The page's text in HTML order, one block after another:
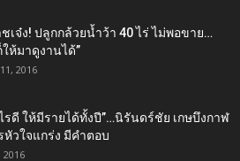
เจ๋ง! ปลูกกล้วยน้ำว้า 40 ไร่ ไม่พอขาย…
ให้มาดูงานได้”‬
2016
รดี ให้มีรายได้ทั้งปี”…นิรันดร์ชัย เกษบึงกาฬ
หัวใจแกร่ง มีคำตอบ
2016